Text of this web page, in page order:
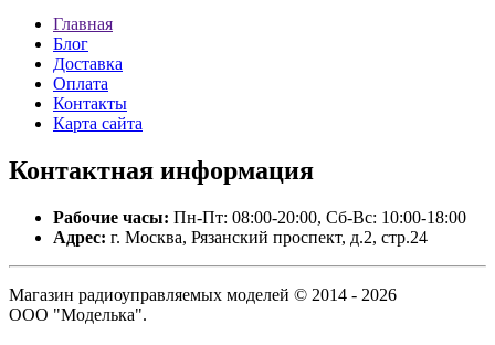
Главная
Блог
Доставка
Оплата
Контакты
Карта сайта
Контактная информация
Рабочие часы: Пн-Пт: 08:00-20:00, Сб-Вс: 10:00-18:00
Адрес: г. Москва, Рязанский проспект, д.2, стр.24
Магазин радиоуправляемых моделей © 2014 - 2026
ООО "Моделька".